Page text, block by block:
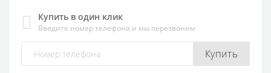
Купить в один клик
Введите номер телефона и мы перезвоним
Купить